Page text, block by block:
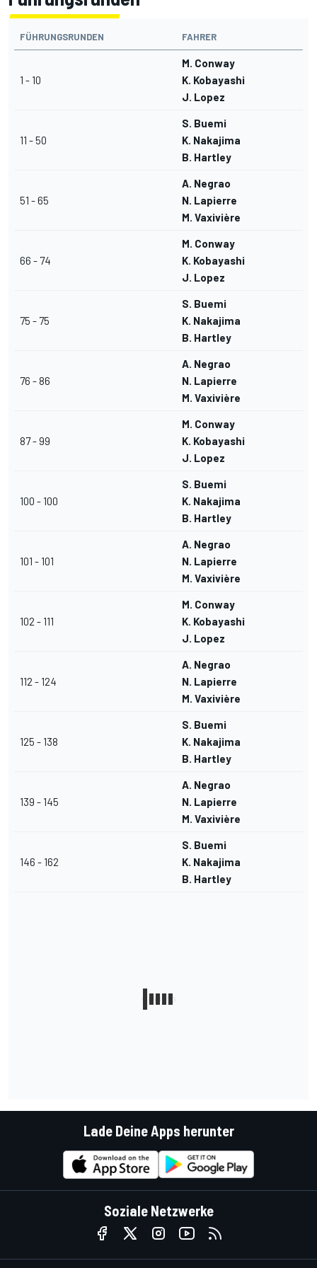
FÜHRUNGSRUNDEN FAHRER
1 - 10
M. Conway
K. Kobayashi
J. Lopez
11 - 50
S. Buemi
K. Nakajima
B. Hartley
51 - 65
A. Negrao
N. Lapierre
M. Vaxivière
66 - 74
M. Conway
K. Kobayashi
J. Lopez
75 - 75
S. Buemi
K. Nakajima
B. Hartley
76 - 86
A. Negrao
N. Lapierre
M. Vaxivière
87 - 99
M. Conway
K. Kobayashi
J. Lopez
100 - 100
S. Buemi
K. Nakajima
B. Hartley
101 - 101
A. Negrao
N. Lapierre
M. Vaxivière
102 - 111
M. Conway
K. Kobayashi
J. Lopez
112 - 124
A. Negrao
N. Lapierre
M. Vaxivière
125 - 138
S. Buemi
K. Nakajima
B. Hartley
139 - 145
A. Negrao
N. Lapierre
M. Vaxivière
146 - 162
S. Buemi
K. Nakajima
B. Hartley
Lade Deine Apps herunter
Soziale Netzwerke